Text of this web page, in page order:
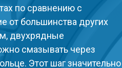
по сравнению с
от большинства других
двухрядные
смазывать через
Этот шаг значительно